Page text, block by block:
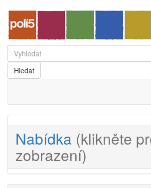
Nabídka (klikněte
zobrazení)